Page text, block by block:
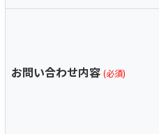
お問い合わせ内容 (必須)